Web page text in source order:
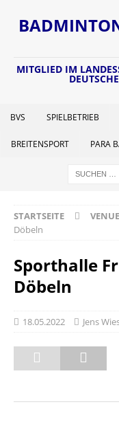
MITGLIED IM
BVS SPIELBETRIEB
BREITENSPORT PARA
STARTSEITE
Döbeln
Sporthalle
Döbeln
18.05.2022 Jens